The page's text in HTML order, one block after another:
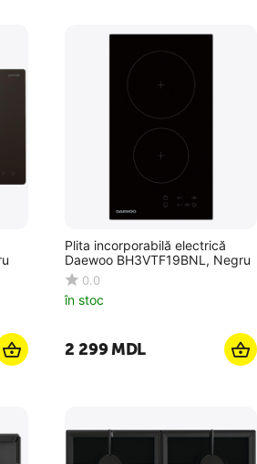
Plita incorporabilă electrică
Daewoo BH3VTF19BNL, Negru
0.0
în stoc
2 299MDL